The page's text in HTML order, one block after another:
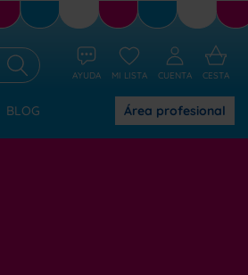
AYUDA MI LISTA CUENTA CESTA
BLOG Área profesional